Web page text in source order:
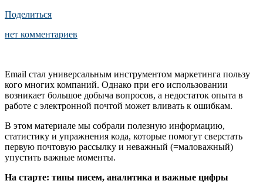
Поделиться
нет комментариев
Email стал универсальным инструментом маркетинга пользу
кого многих компаний. Однако при его использовании
возникает большое добыча вопросов, а недостаток опыта в
работе с электронной почтой может вливать к ошибкам.
В этом материале мы собрали полезную информацию,
статистику и упражнения кода, которые помогут сверстать
первую почтовую рассылку и неважный (=маловажный)
упустить важные моменты.
На старте: типы писем, аналитика и важные цифры